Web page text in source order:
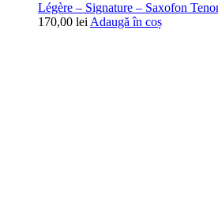
Légère – Signature – Saxofon
170,00 leiAdaugă în coș